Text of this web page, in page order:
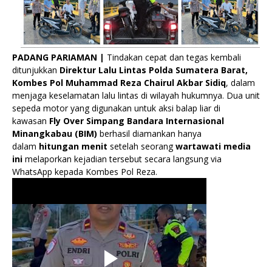
PADANG PARIAMAN | Tindakan cepat dan tegas kembali
ditunjukkan Direktur Lalu Lintas Polda Sumatera Barat,
Kombes Pol Muhammad Reza Chairul Akbar Sidiq, dalam
menjaga keselamatan lalu lintas di wilayah hukumnya. Dua unit
sepeda motor yang digunakan untuk aksi balap liar di
kawasan Fly Over Simpang Bandara Internasional
Minangkabau (BIM) berhasil diamankan hanya
dalam hitungan menit setelah seorangwartawati media
ini melaporkan kejadian tersebut secara langsung via
WhatsApp kepada Kombes Pol Reza.